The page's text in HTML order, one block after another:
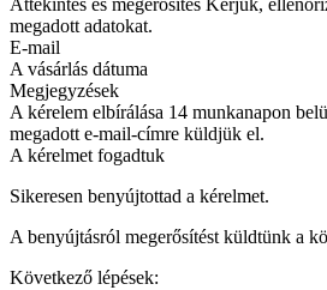
Áttekintés és megerősítés Kérjük,
megadott adatokat.
E-mail
A vásárlás dátuma
Megjegyzések
A kérelem elbírálása 14 munkanapon
megadott e-mail-címre küldjük el.
A kérelmet fogadtuk
Sikeresen benyújtottad a kérelmet.
A benyújtásról megerősítést küldtünk a
Következő lépések: